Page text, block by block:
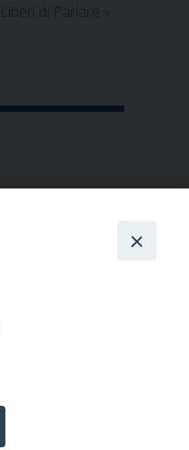
Liberi di Parlare »